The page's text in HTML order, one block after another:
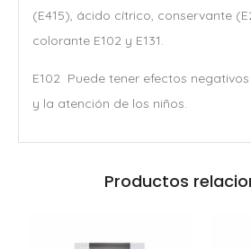
(E415), ácido cítrico, conservante
colorante E102 y E131.
E102 Puede tener efectos
y la atención de los niños.
Productos